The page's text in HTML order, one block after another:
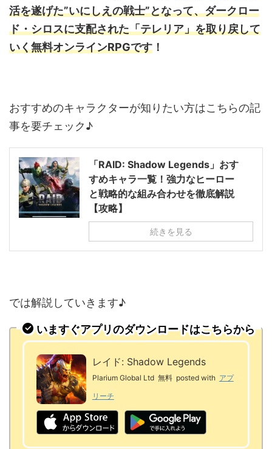
活を遂げた”いにしえの戦士”となって、ダークロー
ド・シロスに支配された「テレリア」を取り戻して
いく無料オンラインRPGです ！
おすすめのキャラクターが知りたい方はこちらの記
事を要チェック♪
「RAID: Shadow Legends」おす
すめキャラ一覧！強力なヒーロー
と戦略的な組み合わせを徹底解説
【攻略】
続きを見る
では解説していきます♪
いますぐアプリのダウンロードはこちらから
レイド: Shadow Legends
Plarium Global Ltd 無料 posted with アプ
リーチ